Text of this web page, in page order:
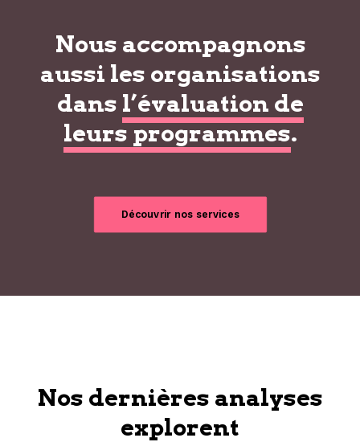
Nous accompagnons
aussi les organisations
dans l’évaluation de
leurs programmes.
Découvrir nos services
Nos dernières analyses
explorent